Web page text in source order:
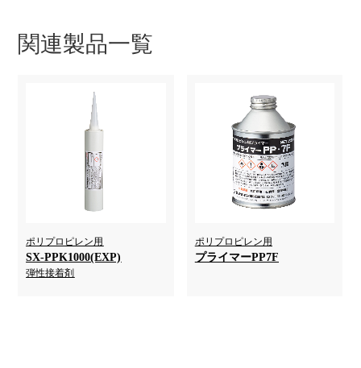
関連製品一覧
ポリプロピレン用
SX-PPK1000(EXP)
弾性接着剤
ポリプロピレン用
プライマーPP7F